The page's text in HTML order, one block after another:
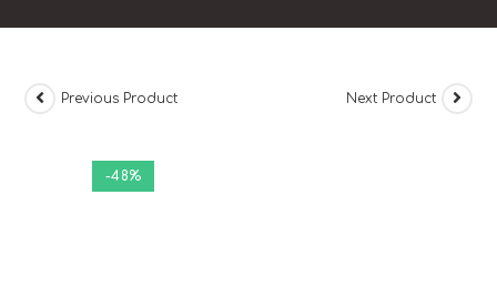
-48%
Previous Product Next Product